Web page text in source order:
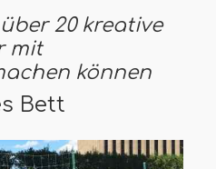
20 kreative
mit
können
Bett